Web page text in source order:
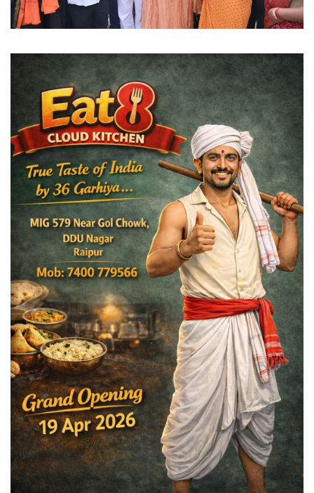
खेल
बिजनेस
मनोरंजन
ज्ञान विज्ञान
करिअर
लाइफ स्टाइल
Gallery
Language
English हिंदी